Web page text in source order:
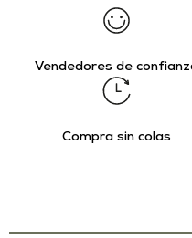
Vendedores de
Compra sin colas